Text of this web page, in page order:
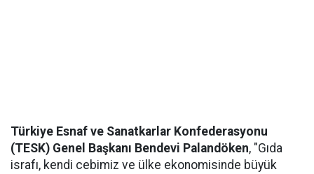
Türkiye Esnaf ve Sanatkarlar Konfederasyonu
(TESK) Genel Başkanı Bendevi Palandöken, "Gıda
israfı, kendi cebimiz ve ülke ekonomisinde büyük